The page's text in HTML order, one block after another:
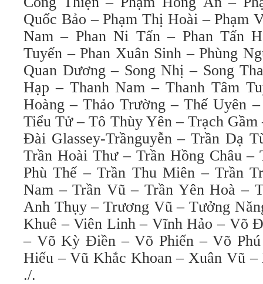
Quốc Bảo – Phạm Thị Hoài – Phạm
Nam – Phan Ni Tấn – Phan Tấn
Tuyến – Phan Xuân Sinh – Phùng
Quan Dương – Song Nhị – Song
Hạp – Thanh Nam – Thanh Tâm
Hoàng – Thảo Trường – Thế Uyên
Tiểu Tử – Tô Thùy Yên – Trạch Gầm
Đài Glassey-Trầnguyễn – Trần Dạ
Trần Hoài Thư – Trần Hồng Châu –
Phù Thế – Trần Thu Miên – Trần
Nam – Trần Vũ – Trần Yên Hoà –
Anh Thụy – Trương Vũ – Tưởng
Khuê – Viên Linh – Vĩnh Hảo –
– Võ Kỳ Điền – Võ Phiến – Võ
Hiếu – Vũ Khắc Khoan – Xuân Vũ –
./.